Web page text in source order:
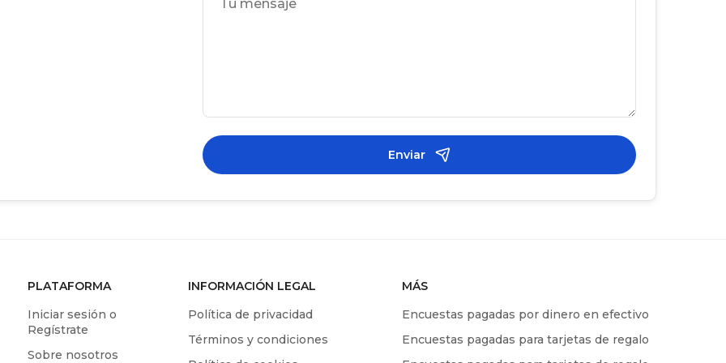
Enviar
PLATAFORMA
Iniciar sesión o
Regístrate
Sobre nosotros
INFORMACIÓN LEGAL
Política de privacidad
Términos y condiciones
MÁS
Encuestas pagadas por dinero en efectivo
Encuestas pagadas para tarjetas de regalo